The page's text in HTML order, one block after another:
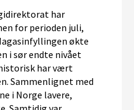
har
for perioden juli,
økte
i sørendte nivået
har vært
. Sammenlignet med
i Norge lavere,